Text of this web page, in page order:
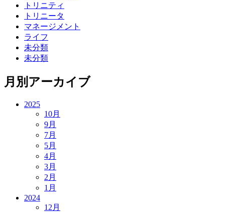
トリニティ
トリニータ
マネージメント
ライフ
未分類
未分類
月別アーカイブ
2025
10月
9月
7月
5月
4月
3月
2月
1月
2024
12月